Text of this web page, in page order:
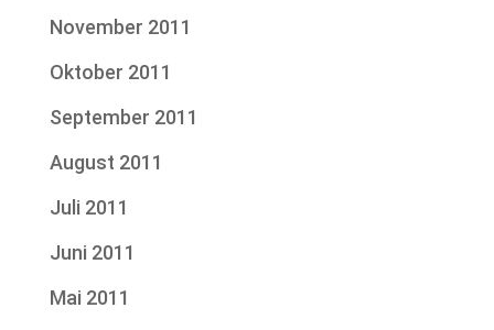
November 2011
Oktober 2011
September 2011
August 2011
Juli 2011
Juni 2011
Mai 2011